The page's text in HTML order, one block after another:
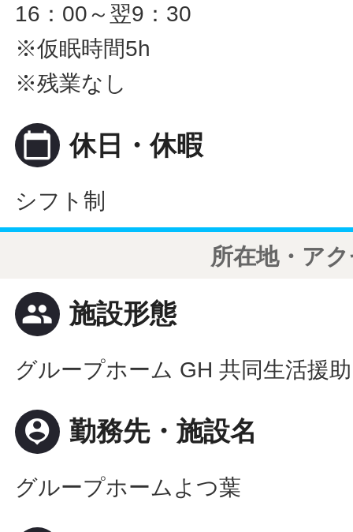
16：00～翌9：30
※仮眠時間5h
※残業なし
calendar_today 休日・休暇
シフト制
所在地・ア
people 施設形態
グループホーム GH 共同生活援
person_pin 勤務先・施設名
グループホームよつ葉